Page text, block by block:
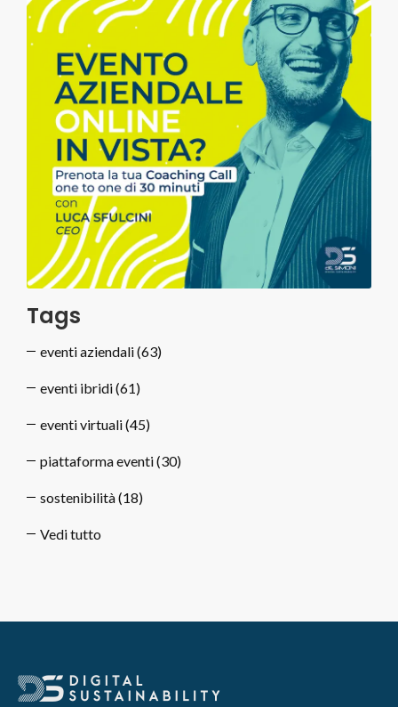
Tags
eventi aziendali(63)
eventi ibridi(61)
eventi virtuali(45)
piattaforma eventi(30)
sostenibilità(18)
Vedi tutto